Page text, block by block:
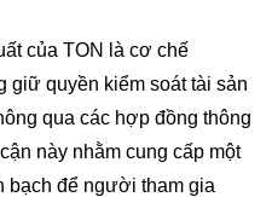
của TON là cơ chế
giữ quyền kiểm soát tài sản
qua các hợp đồng thông
này nhằm cung cấp một
bạch để người tham gia